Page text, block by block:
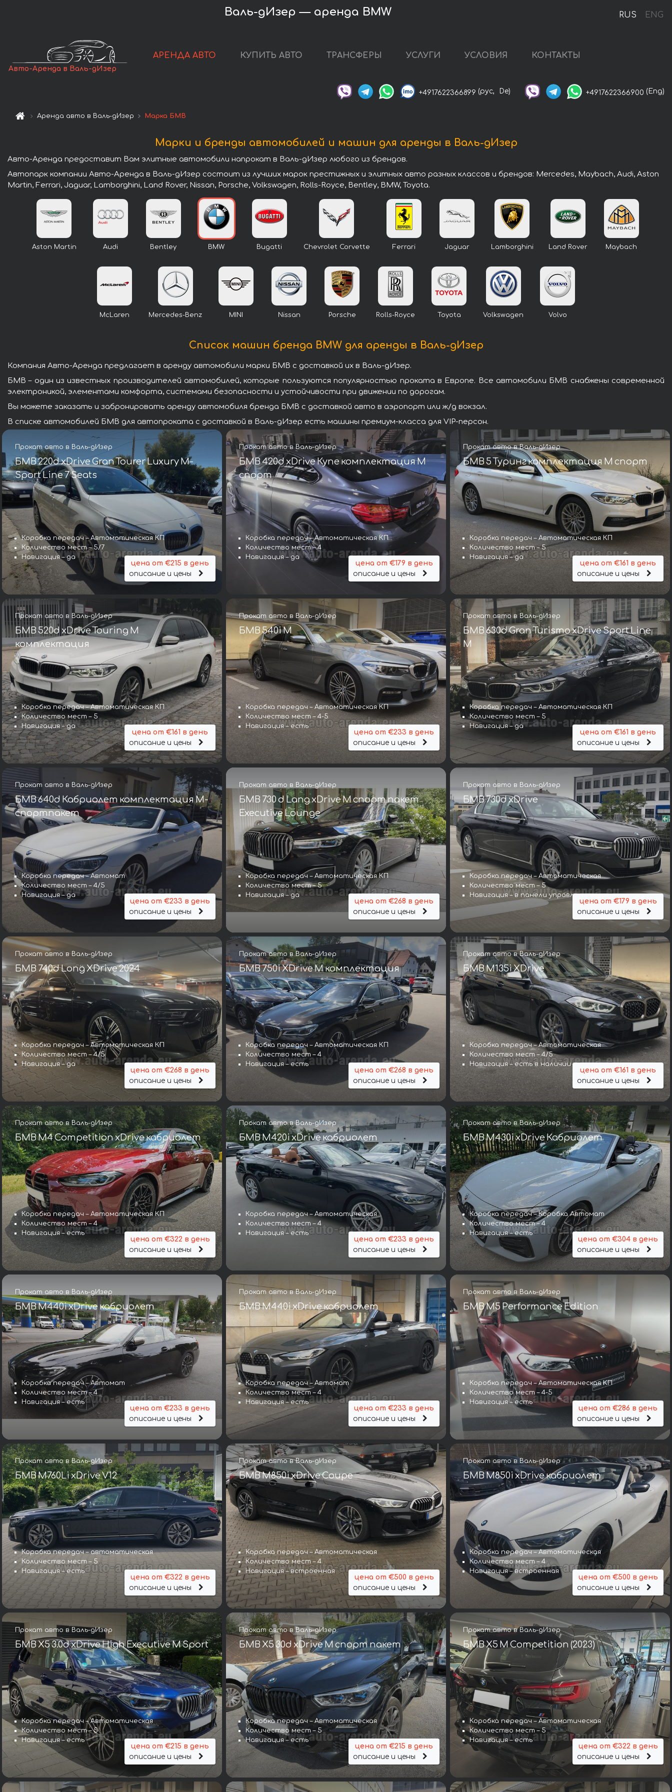
RUS ENG
Валь-дИзер — аренда BMW
Авто-Аренда в Валь-дИзер
АРЕНДА АВТО КУПИТЬ АВТО ТРАНСФЕРЫ УСЛУГИ УСЛОВИЯ КОНТАКТЫ
+4917622366899 (рус, De) +4917622366900 (Eng)
Аренда авто в Валь-дИзер Марка БМВ
Марки и бренды автомобилей и машин для аренды в Валь-дИзер
Авто-Аренда предоставит Вам элитные автомобили напрокат в Валь-дИзер любого из брендов.
Автопарк компании Авто-Аренда в Валь-дИзер состоит из лучших марок престижных и элитных авто разных классов и брендов: Mercedes, Maybach, Audi, Aston
Martin, Ferrari, Jaguar, Lamborghini, Land Rover, Nissan, Porsche, Volkswagen, Rolls-Royce, Bentley, BMW, Toyota.
Aston Martin Audi Bentley BMW Bugatti Chevrolet Corvette Ferrari Jaguar Lamborghini Land Rover Maybach
McLaren Mercedes-Benz MINI Nissan Porsche Rolls-Royce Toyota Volkswagen Volvo
Список машин бренда BMW для аренды в Валь-дИзер
Компания Авто-Аренда предлагает в аренду автомобили марки БМВ с доставкой их в Валь-дИзер.
БМВ – один из известных производителей автомобилей, которые пользуются популярностью проката в Европе. Все автомобили БМВ снабжены современной
электроникой, элементами комфорта, системами безопасности и устойчивости при движении по дорогам.
Вы можете заказать и забронировать аренду автомобиля бренда БМВ с доставкой авто в аэропорт или ж/д вокзал.
В списке автомобилей БМВ для автопроката с доставкой в Валь-дИзер есть машины премиум-класса для VIP-персон.
Прокат авто в Валь-дИзер
БМВ 220d xDrive Gran Tourer Luxury M-
Sport Line 7 Seats
Коробка передач – Автоматическая КП
Количество мест – 5/7
Навигация – да
цена от €215 в день
описание и цены
Прокат авто в Валь-дИзер
БМВ 420d xDrive Купе комплектация М
спорт
Коробка передач – Автоматическая КП
Количество мест – 4
Навигация – да
цена от €179 в день
описание и цены
Прокат авто в Валь-дИзер
БМВ 5 Туринг комплектация М спорт
Коробка передач – Автоматическая КП
Количество мест – 5
Навигация – да
цена от €161 в день
описание и цены
Прокат авто в Валь-дИзер
БМВ 520d xDrive Touring M
комплектация
Коробка передач – Автоматическая КП
Количество мест – 5
Навигация – да
цена от €161 в день
описание и цены
Прокат авто в Валь-дИзер
БМВ 540i M
Коробка передач – Автоматическая КП
Количество мест – 4-5
Навигация – есть
цена от €233 в день
описание и цены
Прокат авто в Валь-дИзер
БМВ 630d Gran Turismo xDrive Sport Line
М
Коробка передач – Автоматическая КП
Количество мест – 5
Навигация – да
цена от €161 в день
описание и цены
Прокат авто в Валь-дИзер
БМВ 640d Кабриолет комплектация М-
спортпакет
Коробка передач – Автомат
Количество мест – 4/5
Навигация – да
цена от €233 в день
описание и цены
Прокат авто в Валь-дИзер
БМВ 730 d Lang xDrive M спорт пакет
Executive Lounge
Коробка передач – Автоматическая КП
Количество мест – 5
Навигация – да
цена от €268 в день
описание и цены
Прокат авто в Валь-дИзер
БМВ 730d xDrive
Коробка передач – Автоматическая
Количество мест – 5
Навигация – в панели управления
цена от €179 в день
описание и цены
Прокат авто в Валь-дИзер
БМВ 740d Long XDrive 2024
Коробка передач – Автоматическая КП
Количество мест – 4/5
Навигация – да
цена от €268 в день
описание и цены
Прокат авто в Валь-дИзер
БМВ 750i XDrive M комплектация
Коробка передач – Автоматическая КП
Количество мест – 4
Навигация – есть
цена от €268 в день
описание и цены
Прокат авто в Валь-дИзер
БМВ M135i XDrive
Коробка передач – Автоматическая
Количество мест – 4/5
Навигация – есть в наличии
цена от €161 в день
описание и цены
Прокат авто в Валь-дИзер
БМВ M4 Competition xDrive кабриолет
Коробка передач – Автоматическая КП
Количество мест – 4
Навигация – есть
цена от €322 в день
описание и цены
Прокат авто в Валь-дИзер
БМВ M420i xDrive кабриолет
Коробка передач – Автоматическая
Количество мест – 4
Навигация – есть
цена от €233 в день
описание и цены
Прокат авто в Валь-дИзер
БМВ M430i xDrive Кабриолет
Коробка передач – Коробка Автомат
Количество мест – 4
Навигация – есть
цена от €304 в день
описание и цены
Прокат авто в Валь-дИзер
БМВ M440i xDrive кабриолет
Коробка передач – Автомат
Количество мест – 4
Навигация – есть
цена от €233 в день
описание и цены
Прокат авто в Валь-дИзер
БМВ M440i xDrive кабриолет
Коробка передач – Автомат
Количество мест – 4
Навигация – есть
цена от €233 в день
описание и цены
Прокат авто в Валь-дИзер
БМВ M5 Performance Edition
Коробка передач – Автоматическая КП
Количество мест – 4-5
Навигация – есть
цена от €286 в день
описание и цены
Прокат авто в Валь-дИзер
БМВ M760Li xDrive V12
Коробка передач – автоматическая
Количество мест – 5
Навигация – есть
цена от €322 в день
описание и цены
Прокат авто в Валь-дИзер
БМВ M850i xDrive Coupe
Коробка передач – Автоматическая
Количество мест – 4
Навигация – встроенная
цена от €500 в день
описание и цены
Прокат авто в Валь-дИзер
БМВ M850i xDrive кабриолет
Коробка передач – Автоматическая
Количество мест – 4
Навигация – встроенная
цена от €500 в день
описание и цены
Прокат авто в Валь-дИзер
БМВ X5 3.0d xDrive High Executive M Sport
Коробка передач – Автоматическая
Количество мест – 5
Навигация – есть
цена от €215 в день
описание и цены
Прокат авто в Валь-дИзер
БМВ X5 30d xDrive M спорт пакет
Коробка передач – Автоматическая
Количество мест – 5
Навигация – есть
цена от €215 в день
описание и цены
Прокат авто в Валь-дИзер
БМВ X5 M Competition (2023)
Коробка передач – Автоматическая
Количество мест – 5
Навигация – есть
цена от €322 в день
описание и цены